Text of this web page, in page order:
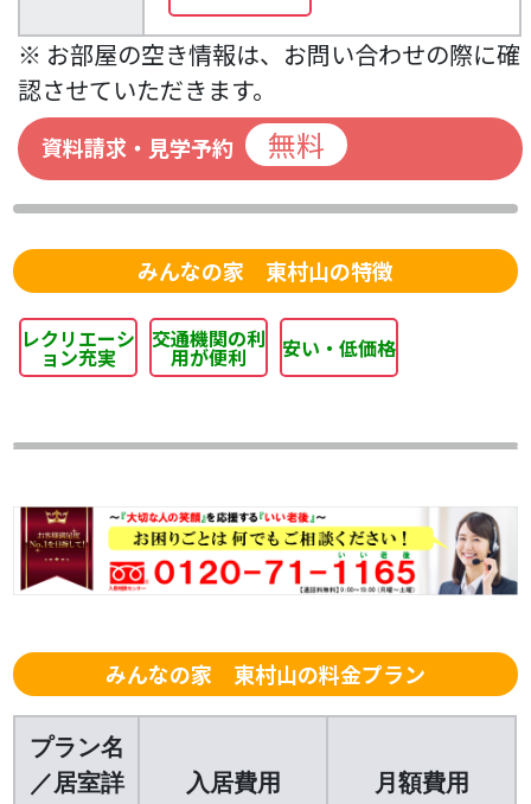
※ お部屋の空き情報は、お問い合わせの際に確
認させていただきます。
資料請求・見学予約 無料
みんなの家 東村山の特徴
レクリエーシ
ョン充実
交通機関の利
用が便利 安い・低価格
みんなの家 東村山の料金プラン
プラン名
／居室詳
入居費用 月額費用